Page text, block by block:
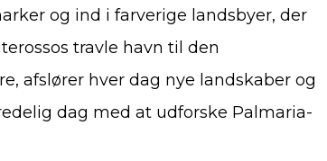
og ind i farverige landsbyer, der
travle havn til den
afslører hver dag nye landskaber og
dag med at udforske Palmaria-